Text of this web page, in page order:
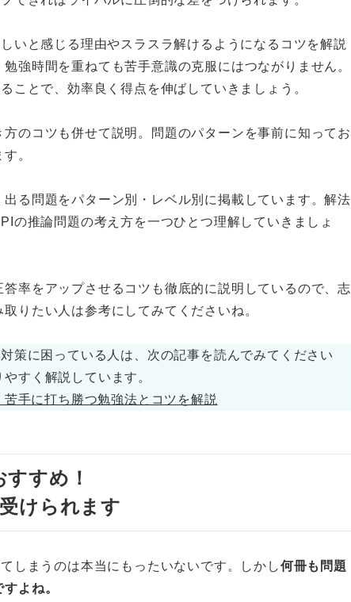
ル易：答えが1つのみの問題
論の正答率をアップさせるコツ
を正しく理解する
をわかりやすく変換する
いかどうか確認する
を選択する
識する
いと感じる理由やスラスラ解けるようになるコツを解説
強時間を重ねても苦手意識の克服にはつながりません。
ことで、効率良く得点を伸ばしていきましょう。
のコツも併せて説明。問題のパターンを事前に知ってお
。
る問題をパターン別・レベル別に掲載しています。解法
の推論問題の考え方を一つひとつ理解していきましょ
率をアップさせるコツも徹底的に説明しているので、志
りたい人は参考にしてみてくださいね。
策に困っている人は、次の記事を読んでみてください
すく解説しています。
手に打ち勝つ勉強法とコツを解説
すめ！
けられます
しまうのは本当にもったいないです。しかし何冊も問題
よね。